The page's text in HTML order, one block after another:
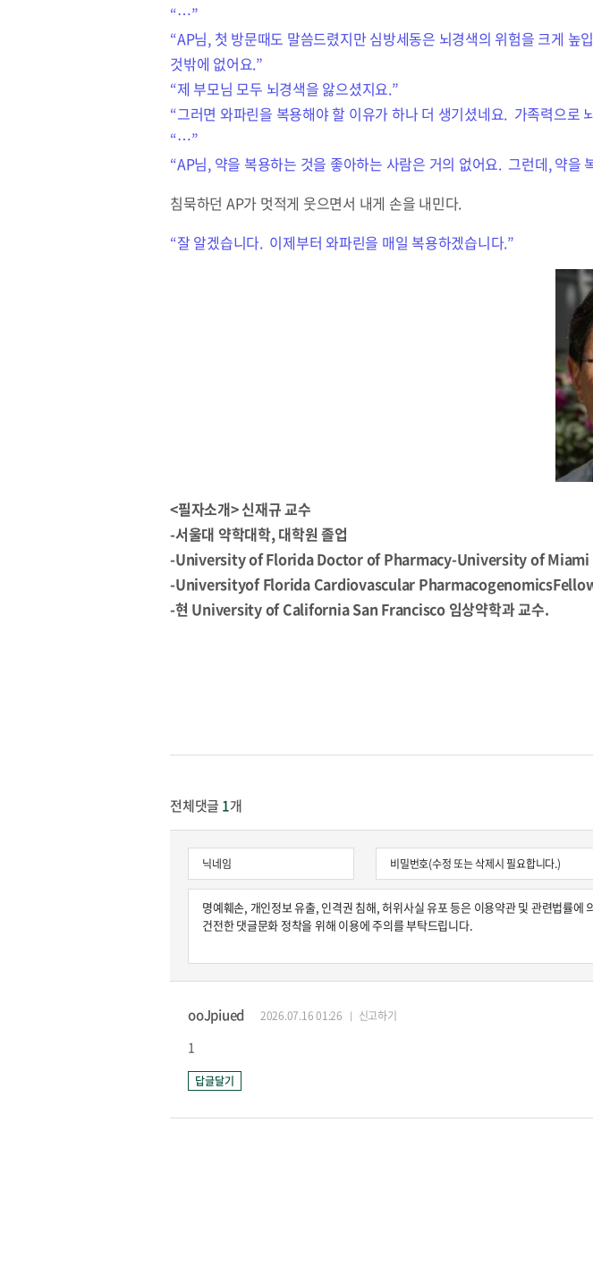
“…”
“AP님, 첫 방문때도 말씀드렸지만 심방세동은 뇌경색의 위험을 크게
것밖에 없어요.”
“제 부모님 모두 뇌경색을 앓으셨지요.”
“그러면 와파린을 복용해야 할 이유가 하나 더 생기셨네요. 가족력으로
“…”
“AP님, 약을 복용하는 것을 좋아하는 사람은 거의 없어요. 그런데, 약을
침묵하던 AP가 멋적게 웃으면서 내게 손을 내민다.
“잘 알겠습니다. 이제부터 와파린을 매일 복용하겠습니다.”
<필자소개> 신재규 교수
-서울대 약학대학, 대학원 졸업
-University of Florida Doctor of Pharmacy-University of
-Universityof Florida Cardiovascular
-현 University of California San Francisco 임상약학과 교수.
전체댓글 1개
ooJpiued 2026.07.16 01:26 신고하기
1
답글달기